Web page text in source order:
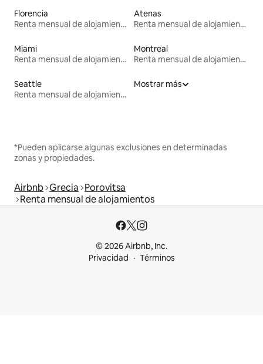
Florencia
Renta mensual de alojamientos
Atenas
Renta mensual de alojamientos
Miami
Renta mensual de alojamientos
Montreal
Renta mensual de alojamientos
Seattle
Renta mensual de alojamientos
Mostrar más
*Pueden aplicarse algunas exclusiones en determinadas
zonas y propiedades.
Airbnb Grecia Porovitsa
Renta mensual de alojamientos
© 2026 Airbnb, Inc.
Privacidad
Términos